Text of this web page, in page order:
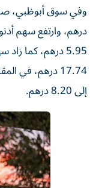
إلى 8.20 درهم.